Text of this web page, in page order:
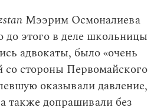
Мээрим Осмоналиева
до этого в деле школьницы
адвокаты, было «очень
стороны Первомайского
оказывали давление,
также допрашивали без